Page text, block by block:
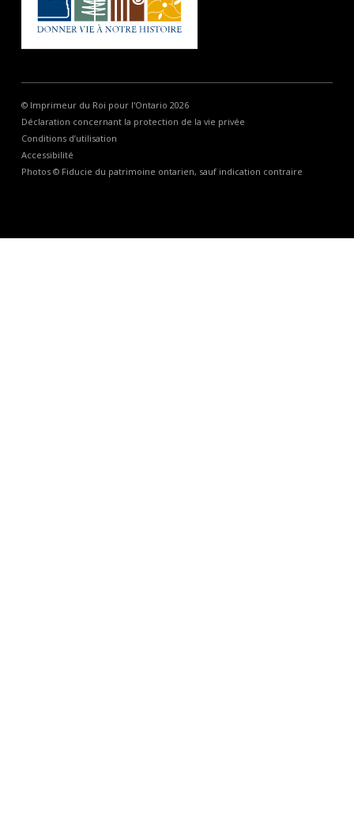
© Imprimeur du Roi pour l'Ontario 2026
Déclaration concernant la protection de la vie privée
Conditions d’utilisation
Accessibilité
Photos © Fiducie du patrimoine ontarien, sauf indication contraire